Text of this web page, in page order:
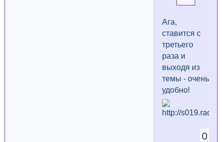
Ага,
ставится с
третьего
раза и
выходя из
темы - очень
удобно!
0